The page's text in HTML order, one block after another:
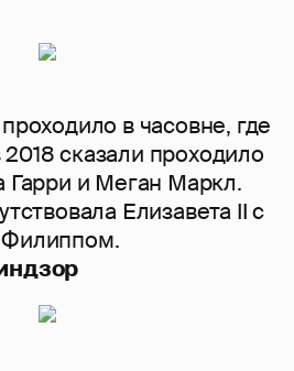
в часовне, где
2018 сказали проходило
Гарри и Меган Маркл.
Елизавета II с